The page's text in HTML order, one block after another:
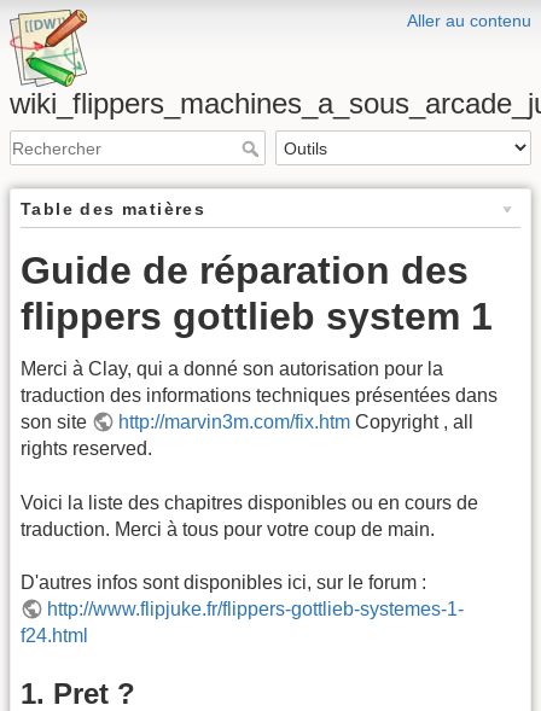
Aller au contenu
Table des matières
Guide de réparation des
flippers gottlieb system 1
Merci à Clay, qui a donné son autorisation pour la
traduction des informations techniques présentées dans
son site
http://marvin3m.com/fix.htm Copyright , all
rights reserved.
Voici la liste des chapitres disponibles ou en cours de
traduction. Merci à tous pour votre coup de main.
D'autres infos sont disponibles ici, sur le forum :
http://www.flipjuke.fr/flippers-gottlieb-systemes-1-
f24.html
1. Pret ?